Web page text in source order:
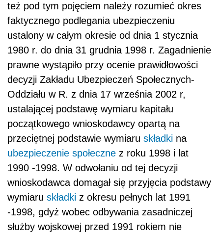
też pod tym pojęciem należy rozumieć okres
faktycznego podlegania ubezpieczeniu
ustalony w całym okresie od dnia 1 stycznia
1980 r. do dnia 31 grudnia 1998 r. Zagadnienie
prawne wystąpiło przy ocenie prawidłowości
decyzji Zakładu Ubezpieczeń Społecznych-
Oddziału w R. z dnia 17 września 2002 r,
ustalającej podstawę wymiaru kapitału
początkowego wnioskodawcy opartą na
przeciętnej podstawie wymiaru składki na
ubezpieczenie społeczne z roku 1998 i lat
1990 -1998. W odwołaniu od tej decyzji
wnioskodawca domagał się przyjęcia podstawy
wymiaru składki z okresu pełnych lat 1991
-1998, gdyż wobec odbywania zasadniczej
służby wojskowej przed 1991 rokiem nie